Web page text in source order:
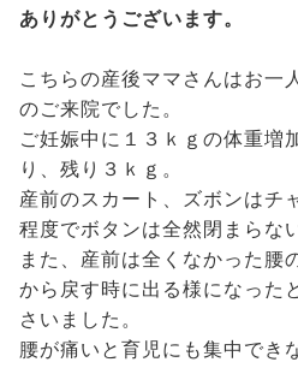
ありがとうございます。
こちらの産後ママさんはお一
のご来院でした。
ご妊娠中に１３ｋｇの体重増
り、残り３ｋｇ。
産前のスカート、ズボンはチ
程度でボタンは全然閉まらな
また、産前は全くなかった腰
から戻す時に出る様になった
さいました。
腰が痛いと育児にも集中でき